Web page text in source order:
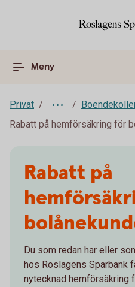
Meny
Privat
Rabatt på hemförsäkring för
Rabatt på
Du som redan har eller
hos Roslagens Sparbank
nytecknad hemförsäkring